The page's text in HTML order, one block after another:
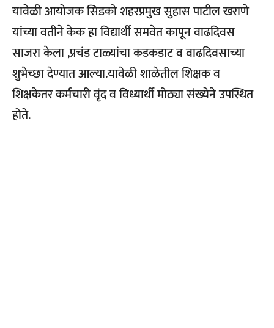
यावेळी आयोजक सिडको शहरप्रमुख सुहास पाटील खराणे
यांच्या वतीने केक हा विद्यार्थी समवेत कापून वाढदिवस
साजरा केला ,प्रचंड टाळ्यांचा कडकडाट व वाढदिवसाच्या
शुभेच्छा देण्यात आल्या.यावेळी शाळेतील शिक्षक व
शिक्षकेतर कर्मचारी वृंद व विध्यार्थी मोठ्या संख्येने उपस्थित
होते.